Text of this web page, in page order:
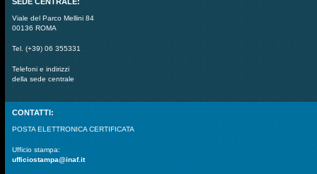
Viale del Parco Mellini 84
00136 ROMA
Tel. (+39) 06 355331
Telefoni e indirizzi
della sede centrale
CONTATTI:
POSTA ELETTRONICA CERTIFICATA
Ufficio stampa:
ufficiostampa@inaf.it